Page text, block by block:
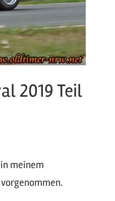
2019 Teil
meinem